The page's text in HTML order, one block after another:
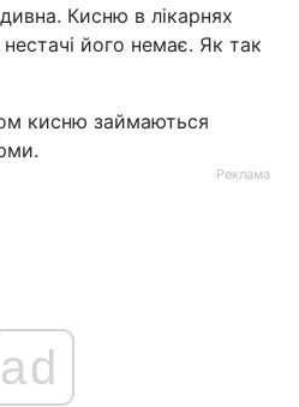
Кисню в лікарнях
його немає. Як так
кисню займаються
Реклама
ad